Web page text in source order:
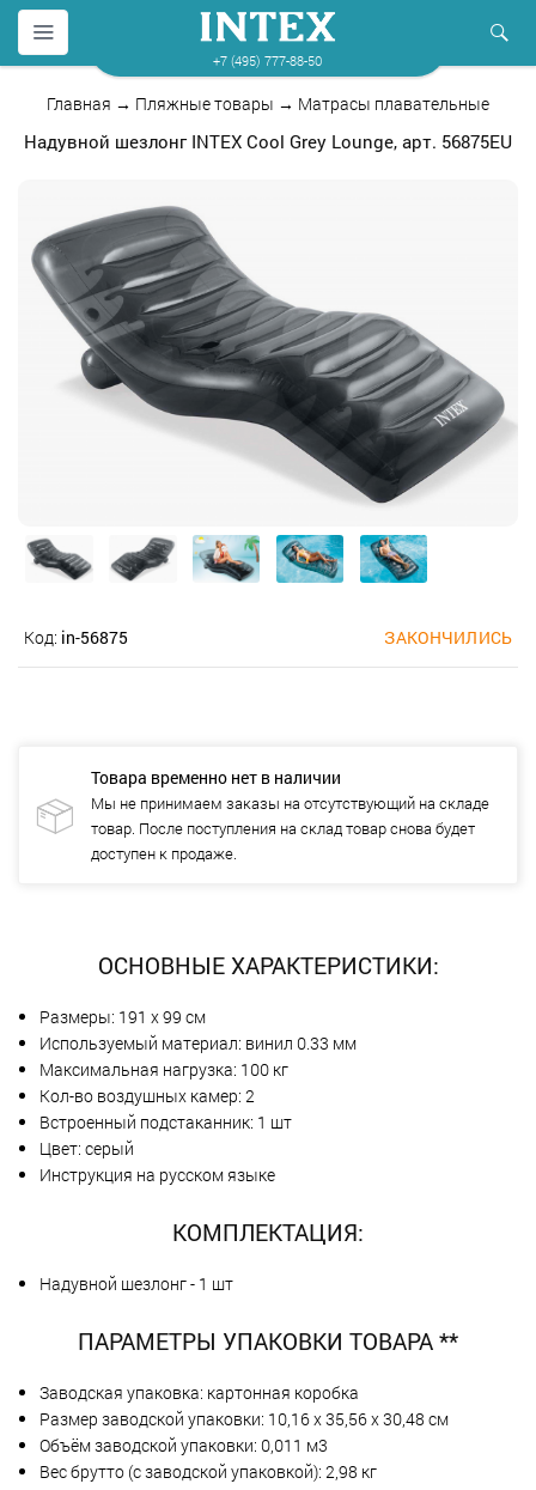
+7 (495) 777-88-50
Главная → Пляжные товары → Матрасы плавательные
Надувной шезлонг INTEX Cool Grey Lounge, арт. 56875EU
Код: in-56875 ЗАКОНЧИЛИСЬ
Товара временно нет в наличии
Мы не принимаем заказы на отсутствующий на складе
товар. После поступления на склад товар снова будет
доступен к продаже.
ОСНОВНЫЕ ХАРАКТЕРИСТИКИ:
Размеры: 191 х 99 см
Используемый материал: винил 0.33 мм
Максимальная нагрузка: 100 кг
Кол-во воздушных камер: 2
Встроенный подстаканник: 1 шт
Цвет: серый
Инструкция на русском языке
КОМПЛЕКТАЦИЯ:
Надувной шезлонг - 1 шт
ПАРАМЕТРЫ УПАКОВКИ ТОВАРА **
Заводская упаковка: картонная коробка
Размер заводской упаковки: 10,16 х 35,56 х 30,48 см
Объём заводской упаковки: 0,011 м3
Вес брутто (с заводской упаковкой): 2,98 кг